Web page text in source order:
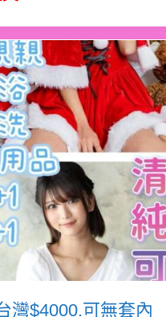
灣$4000.可無套內